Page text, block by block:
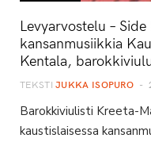
Levyarvostelu –
kansanmusiikkia
Kentala,
TEKSTI JUKKA ISOPURO
Barokkiviulisti Kreeta-
kaustislaisessa